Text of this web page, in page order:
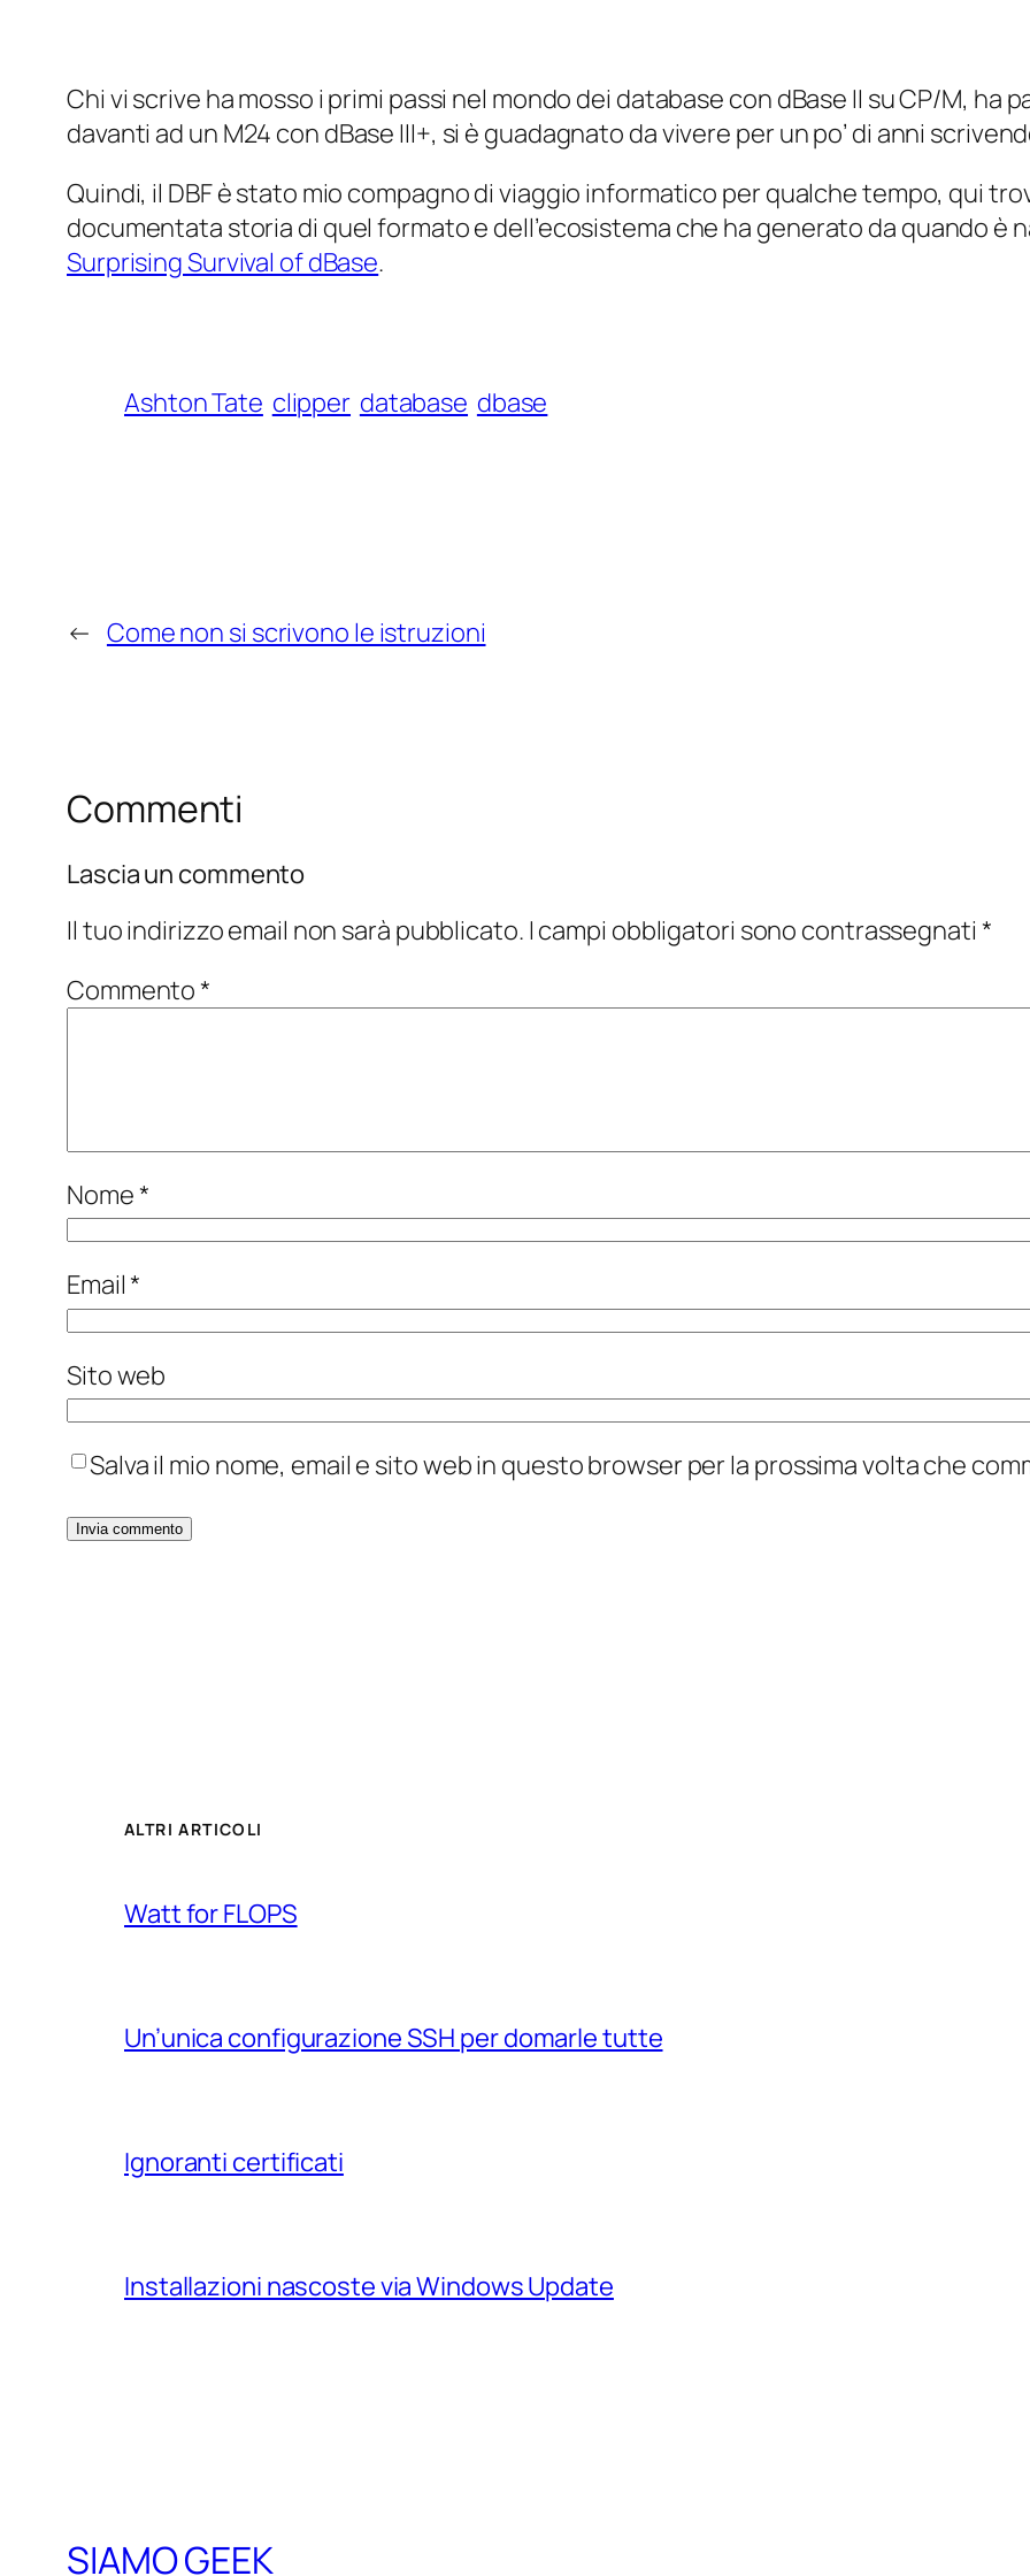
Chi vi scrive ha mosso i primi passi nel mondo dei database con dBase II su CP/M, ha
davanti ad un M24 con dBase III+, si è guadagnato da vivere per un po’ di anni
Quindi, il DBF è stato mio compagno di viaggio informatico per qualche tempo, qui
documentata storia di quel formato e dell’ecosistema che ha generato da quando è
Surprising Survival of dBase.
Ashton Tate clipper database dbase
← Come non si scrivono le istruzioni
Commenti
Lascia un commento
Il tuo indirizzo email non sarà pubblicato. I campi obbligatori sono contrassegnati *
Commento*
Nome*
Email*
Sito web
Salva il mio nome, email e sito web in questo browser per la prossima volta che
ALTRI ARTICOLI
Watt for FLOPS
Un’unica configurazione SSH per domarle tutte
Ignoranti certificati
Installazioni nascoste via Windows Update
SIAMO GEEK